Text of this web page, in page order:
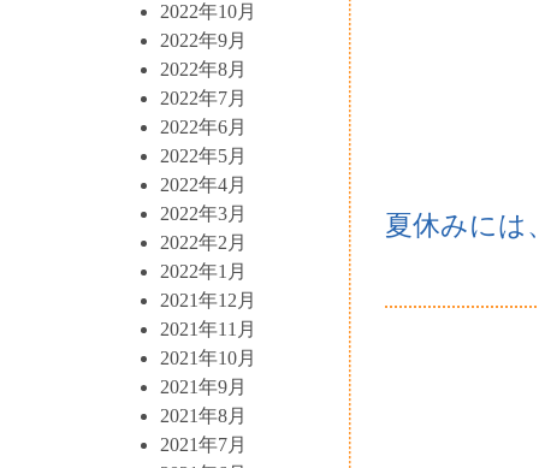
2022年10月
2022年9月
2022年8月
2022年7月
2022年6月
2022年5月
2022年4月
2022年3月
2022年2月
2022年1月
2021年12月
2021年11月
2021年10月
2021年9月
2021年8月
2021年7月
夏休みには